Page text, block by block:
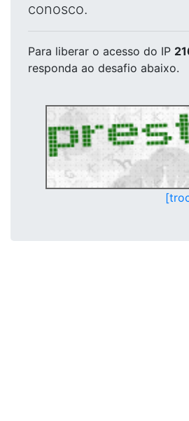
conosco.
Para liberar o acesso do IP
responda ao desafio abaixo.